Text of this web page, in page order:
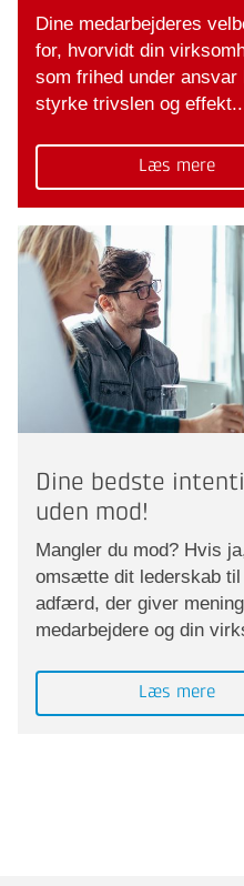
Dine medarbejderes
for, hvorvidt din
som frihed under
styrke trivslen og
Læs mere
Dine bedste
uden mod!
Mangler du mod? Hvis
omsætte dit lederskab til
adfærd, der giver
medarbejdere og din
Læs mere